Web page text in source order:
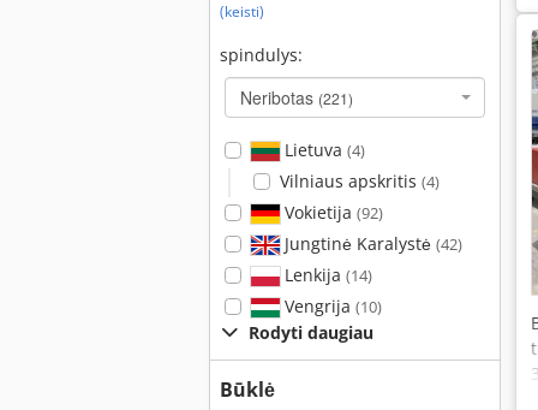
(keisti)
spindulys:
Neribotas (221)
Lietuva (4)
Vilniaus apskritis (4)
Vokietija (92)
Jungtinė Karalystė (42)
Lenkija (14)
Vengrija (10)
Rodyti daugiau
Būklė